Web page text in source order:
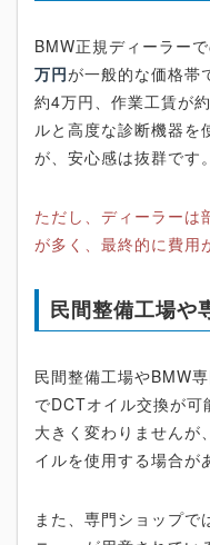
BMW正規ディーラー
万円が一般的な価格帯
約4万円、作業工賃が
ルと高度な診断機器を
が、安心感は抜群です。
ただし、ディーラーは
が多く、最終的に費用
民間整備工場や
民間整備工場やBMW専
でDCTオイル交換が可
大きく変わりませんが
イルを使用する場合が
また、専門ショップで